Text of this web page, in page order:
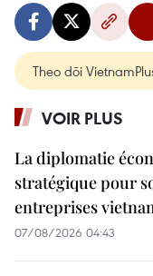
Theo dõi
VOIR PLUS
La diplomatie
stratégique pour
entreprises
07/08/2026 04:43